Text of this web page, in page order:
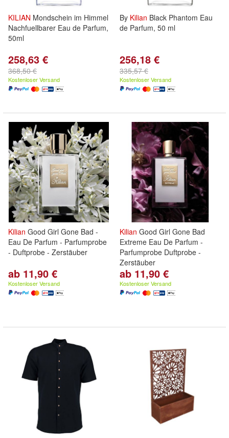
KILIAN Mondschein im Himmel
Nachfuellbarer Eau de Parfum,
50ml
258,63 €
368,50 €
Kostenloser Versand
By Kilian Black Phantom Eau
de Parfum, 50 ml
256,18 €
335,57 €
Kostenloser Versand
Kilian Good Girl Gone Bad -
Eau De Parfum - Parfumprobe
- Duftprobe - Zerstäuber
ab 11,90 €
Kostenloser Versand
Kilian Good Girl Gone Bad
Extreme Eau De Parfum -
Parfumprobe Duftprobe -
Zerstäuber
ab 11,90 €
Kostenloser Versand